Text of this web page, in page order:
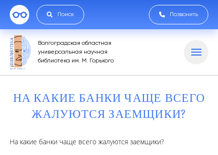
Поиск Позвонить
Волгоградская областная
универсальная научная
библиотека им. М. Горького
НА КАКИЕ БАНКИ ЧАЩЕ ВСЕГО
ЖАЛУЮТСЯ ЗАЕМЩИКИ?
На какие банки чаще всего жалуются заемщики?